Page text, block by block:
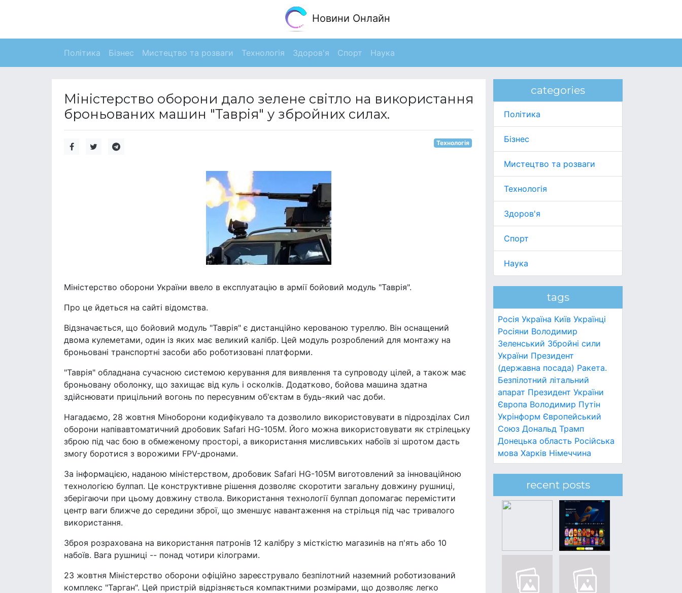
Новини Онлайн
Політика Бізнес Мистецтво та розваги Технологія Здоров'я Спорт Наука
Міністерство оборони дало зелене світло на використання
броньованих машин "Таврія" у збройних силах.
Технологія
Міністерство оборони України ввело в експлуатацію в армії бойовий модуль "Таврія".
Про це йдеться на сайті відомства.
Відзначається, що бойовий модуль "Таврія" є дистанційно керованою туреллю. Він оснащений
двома кулеметами, один із яких має великий калібр. Цей модуль розроблений для монтажу на
броньовані транспортні засоби або роботизовані платформи.
"Таврія" обладнана сучасною системою керування для виявлення та супроводу цілей, а також має
броньовану оболонку, що захищає від куль і осколків. Додатково, бойова машина здатна
здійснювати прицільний вогонь по пересувним об'єктам в будь-який час доби.
Нагадаємо, 28 жовтня Міноборони кодифікувало та дозволило використовувати в підрозділах Сил
оборони напівавтоматичний дробовик Safari HG-105M. Його можна використовувати як стрілецьку
зброю під час бою в обмеженому просторі, а використання мисливських набоїв зі шротом дасть
змогу боротися з ворожими FPV-дронами.
За інформацією, наданою міністерством, дробовик Safari HG-105M виготовлений за інноваційною
технологією булпап. Це конструктивне рішення дозволяє скоротити загальну довжину рушниці,
зберігаючи при цьому довжину ствола. Використання технології булпап допомагає перемістити
центр ваги ближче до середини зброї, що зменшує навантаження на стрільця під час тривалого
використання.
Зброя розрахована на використання патронів 12 калібру з місткістю магазинів на п'ять або 10
набоїв. Вага рушниці -- понад чотири кілограми.
23 жовтня Міністерство оборони офіційно зареєструвало безпілотний наземний роботизований
комплекс "Тарган". Цей пристрій відрізняється компактними розмірами, що дозволяє легко
categories
Політика
Бізнес
Мистецтво та розваги
Технологія
Здоров'я
Спорт
Наука
tags
Росія Україна Київ Українці
Росіяни Володимир
Зеленський Збройні сили
України Президент
(державна посада) Ракета.
Безпілотний літальний
апарат Президент України
Європа Володимир Путін
Укрінформ Європейський
Союз Дональд Трамп
Донецька область Російська
мова Харків Німеччина
recent posts